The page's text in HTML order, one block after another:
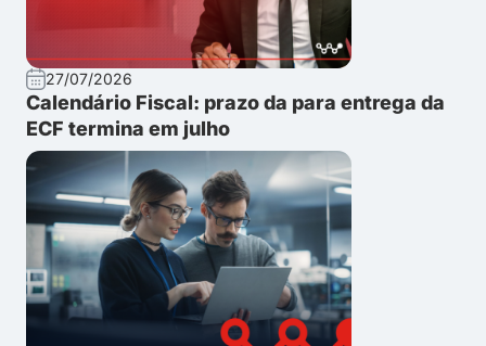
27/07/2026
Calendário Fiscal: prazo da para entrega da
ECF termina em julho